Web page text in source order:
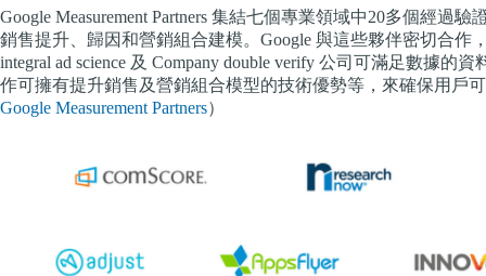
Google Measurement Partners 集結七個專業領域中20多個經過驗
銷售提升、歸因和營銷組合建模。Google 與這些夥伴密切合作
integral ad science 及 Company double verify 公司可滿足數據的
作可擁有提升銷售及營銷組合模型的技術優勢等，來確保用戶
Google Measurement Partners）